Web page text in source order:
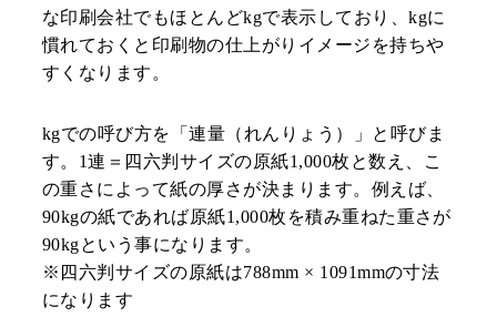
な印刷会社でもほとんどkgで表示しており、kgに
慣れておくと印刷物の仕上がりイメージを持ちや
すくなります。
kgでの呼び方を「連量（れんりょう）」と呼びま
す。1連＝四六判サイズの原紙1,000枚と数え、こ
の重さによって紙の厚さが決まります。例えば、
90kgの紙であれば原紙1,000枚を積み重ねた重さが
90kgという事になります。
※四六判サイズの原紙は788mm × 1091mmの寸法
になります